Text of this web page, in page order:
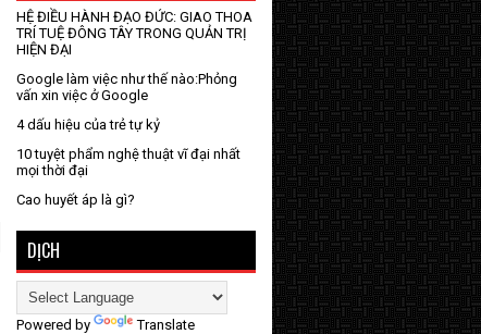
HỆ ĐIỀU HÀNH ĐẠO ĐỨC: GIAO THOA
TRÍ TUỆ ĐÔNG TÂY TRONG QUẢN TRỊ
HIỆN ĐẠI
Google làm việc như thế nào:Phỏng
vấn xin việc ở Google
4 dấu hiệu của trẻ tự kỷ
10 tuyệt phẩm nghệ thuật vĩ đại nhất
mọi thời đại
Cao huyết áp là gì?
DỊCH
Powered by Translate